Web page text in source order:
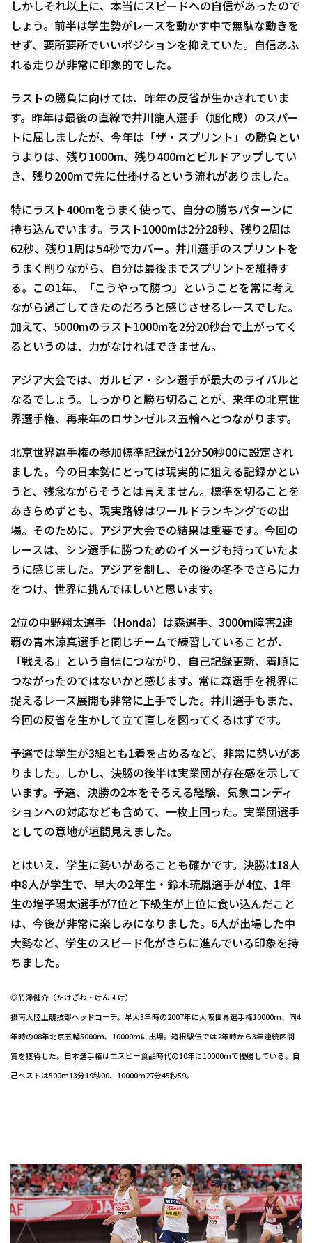
しかしそれ以上に、本当にスピードへの自信があったので
しょう。前半は学生勢がレースを動かす中で無駄な動きを
せず、要所要所でいいポジションを抑えていた。自信あふ
れる走りが非常に印象的でした。
ラストの勝負に向けては、昨年の反省が生かされていま
す。昨年は最後の直線で井川龍人選手（旭化成）のスパー
トに屈しましたが、今年は「ザ・スプリント」の勝負とい
うよりは、残り1000m、残り400mとビルドアップしてい
き、残り200mで先に仕掛けるという流れがありました。
特にラスト400mをうまく使って、自分の勝ちパターンに
持ち込んでいます。ラスト1000mは2分28秒、残り2周は
62秒、残り1周は54秒でカバー。井川選手のスプリントを
うまく削りながら、自分は最後までスプリントを維持す
る。この1年、「こうやって勝つ」ということを常に考え
ながら過ごしてきたのだろうと感じさせるレースでした。
加えて、5000mのラスト1000mを2分20秒台で上がってく
るというのは、力がなければできません。
アジア大会では、ガルビア・シン選手が最大のライバルと
なるでしょう。しっかりと勝ち切ることが、来年の北京世
界選手権、再来年のロサンゼルス五輪へとつながります。
北京世界選手権の参加標準記録が12分50秒00に設定され
ました。今の日本勢にとっては現実的に狙える記録かとい
うと、残念ながらそうとは言えません。標準を切ることを
あきらめずとも、現実路線はワールドランキングでの出
場。そのために、アジア大会での結果は重要です。今回の
レースは、シン選手に勝つためのイメージも持っていたよ
うに感じました。アジアを制し、その後の冬季でさらに力
をつけ、世界に挑んでほしいと思います。
2位の中野翔太選手（Honda）は森選手、3000m障害2連
覇の青木涼真選手と同じチームで練習していることが、
「戦える」という自信につながり、自己記録更新、着順に
つながったのではないかと感じます。常に森選手を視界に
捉えるレース展開も非常に上手でした。井川選手もまた、
今回の反省を生かして立て直しを図ってくるはずです。
予選では学生が3組とも1着を占めるなど、非常に勢いがあ
りました。しかし、決勝の後半は実業団が存在感を示して
います。予選、決勝の2本をそろえる経験、気象コンディ
ションへの対応なども含めて、一枚上回った。実業団選手
としての意地が垣間見えました。
とはいえ、学生に勢いがあることも確かです。決勝は18人
中8人が学生で、早大の2年生・鈴木琉胤選手が4位、1年
生の増子陽太選手が7位と下級生が上位に食い込んだこと
は、今後が非常に楽しみになりました。6人が出場した中
大勢など、学生のスピード化がさらに進んでいる印象を持
ちました。
◎竹澤健介（たけざわ・けんすけ）
摂南大陸上競技部ヘッドコーチ。早大3年時の2007年に大阪世界選手権10000m、同4
年時の08年北京五輪5000m、10000mに出場。箱根駅伝では2年時から3年連続区間
賞を獲得した。日本選手権はエスビー食品時代の10年に10000mで優勝している。自
己ベストは500m13分19秒00、10000m27分45秒59。